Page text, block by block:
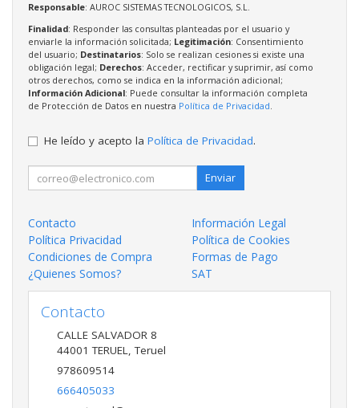
Responsable: AUROC SISTEMAS TECNOLOGICOS, S.L.
Finalidad: Responder las consultas planteadas por el usuario y
enviarle la información solicitada; Legitimación: Consentimiento
del usuario; Destinatarios: Solo se realizan cesiones si existe una
obligación legal; Derechos: Acceder, rectificar y suprimir, así como
otros derechos, como se indica en la información adicional;
Información Adicional: Puede consultar la información completa
de Protección de Datos en nuestra Política de Privacidad
He leído y acepto la Política de Privacidad.
Enviar
Contacto
Información Legal
Política Privacidad
Política de Cookies
Condiciones de Compra
Formas de Pago
¿Quienes Somos?
SAT
Contacto
CALLE SALVADOR 8
44001 TERUEL,Teruel
978609514
666405033